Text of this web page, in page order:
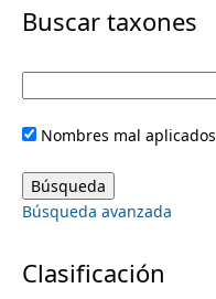
i
m
r
y
t
n
u
Buscar taxones
Nombres mal aplicados
Búsqueda avanzada
Clasificación
Loganiaceae
Lythraceae
Malvaceae
Marcgraviaceae
Martyniaceae
Melanthiaceae
Melastomataceae